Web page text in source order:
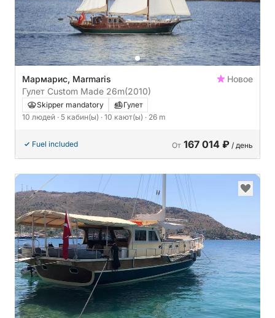
Мармарис, Marmaris
Новое
Гулет Custom Made 26m(2010)
Skipper mandatory
Гулет
10 людей · 5 кабин(ы) · 10 кают(ы) · 26 m
Fuel included От 167 014 ₽ / день